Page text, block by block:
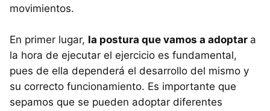
movimientos.
En primer lugar, la postura que vamos a adoptar a
la hora de ejecutar el ejercicio es fundamental,
pues de ella dependerá el desarrollo del mismo y
su correcto funcionamiento. Es importante que
sepamos que se pueden adoptar diferentes